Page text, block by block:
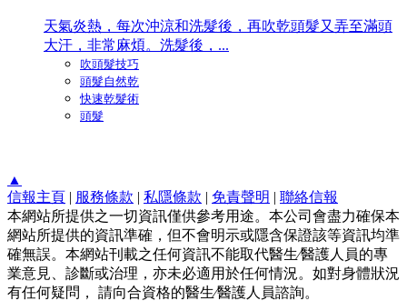
天氣炎熱，每次沖涼和洗髮後，再吹乾頭髮又弄至滿頭
大汗，非常麻煩。洗髮後，...
吹頭髮技巧
​頭髮自然乾
快速乾髮術
頭髮
▲
信報主頁 | 服務條款 | 私隱條款 | 免責聲明 | 聯絡信報
本網站所提供之一切資訊僅供參考用途。本公司會盡力確保本
網站所提供的資訊準確，但不會明示或隱含保證該等資訊均準
確無誤。本網站刊載之任何資訊不能取代醫生∕醫護人員的專
業意見、診斷或治理，亦未必適用於任何情況。如對身體狀況
有任何疑問， 請向合資格的醫生∕醫護人員諮詢。